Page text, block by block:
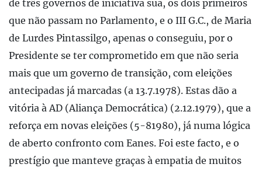
de três governos de iniciativa sua, os dois primeiros
que não passam no Parlamento, e o III G.C., de Maria
de Lurdes Pintassilgo, apenas o conseguiu, por o
Presidente se ter comprometido em que não seria
mais que um governo de transição, com eleições
antecipadas já marcadas (a 13.7.1978). Estas dão a
vitória à AD (Aliança Democrática) (2.12.1979), que a
reforça em novas eleições (5-81980), já numa lógica
de aberto confronto com Eanes. Foi este facto, e o
prestígio que manteve graças à empatia de muitos